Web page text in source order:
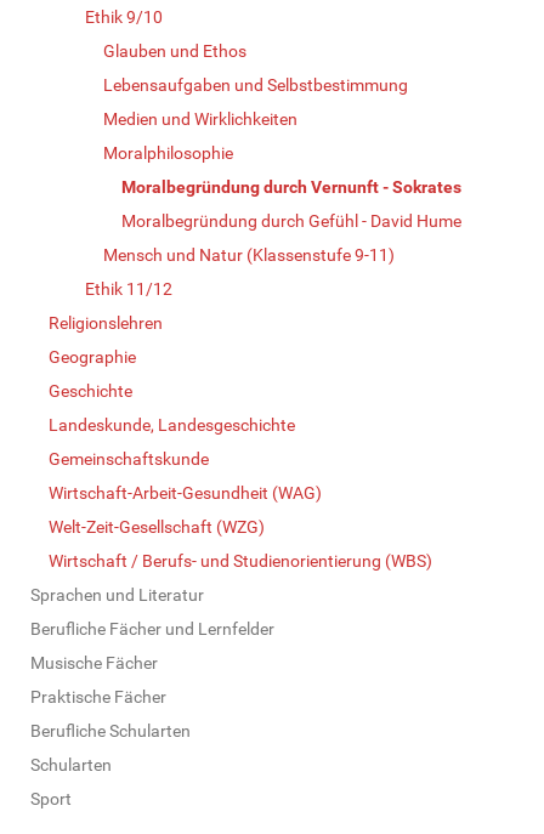
Ethik 9/10
Glauben und Ethos
Lebensaufgaben und Selbstbestimmung
Medien und Wirklichkeiten
Moralphilosophie
Moralbegründung durch Vernunft - Sokrates
Moralbegründung durch Gefühl - David Hume
Mensch und Natur (Klassenstufe 9-11)
Ethik 11/12
Religionslehren
Geographie
Geschichte
Landeskunde, Landesgeschichte
Gemeinschaftskunde
Wirtschaft-Arbeit-Gesundheit (WAG)
Welt-Zeit-Gesellschaft (WZG)
Wirtschaft / Berufs- und Studienorientierung (WBS)
Sprachen und Literatur
Berufliche Fächer und Lernfelder
Musische Fächer
Praktische Fächer
Berufliche Schularten
Schularten
Sport